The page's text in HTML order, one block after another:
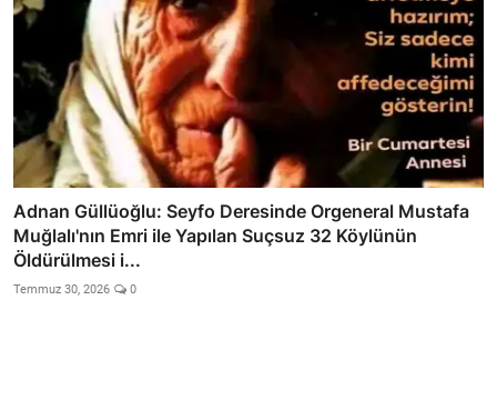
Adnan Güllüoğlu: Seyfo Deresinde Orgeneral Mustafa
Muğlalı'nın Emri ile Yapılan Suçsuz 32 Köylünün
Öldürülmesi i...
Temmuz 30, 2026 0